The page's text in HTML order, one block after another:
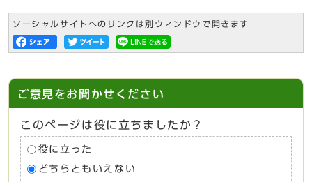
ソーシャルサイトへのリンクは別ウィンドウで開きます
ご意見をお聞かせください
このページは役に立ちましたか？
役に立った
どちらともいえない